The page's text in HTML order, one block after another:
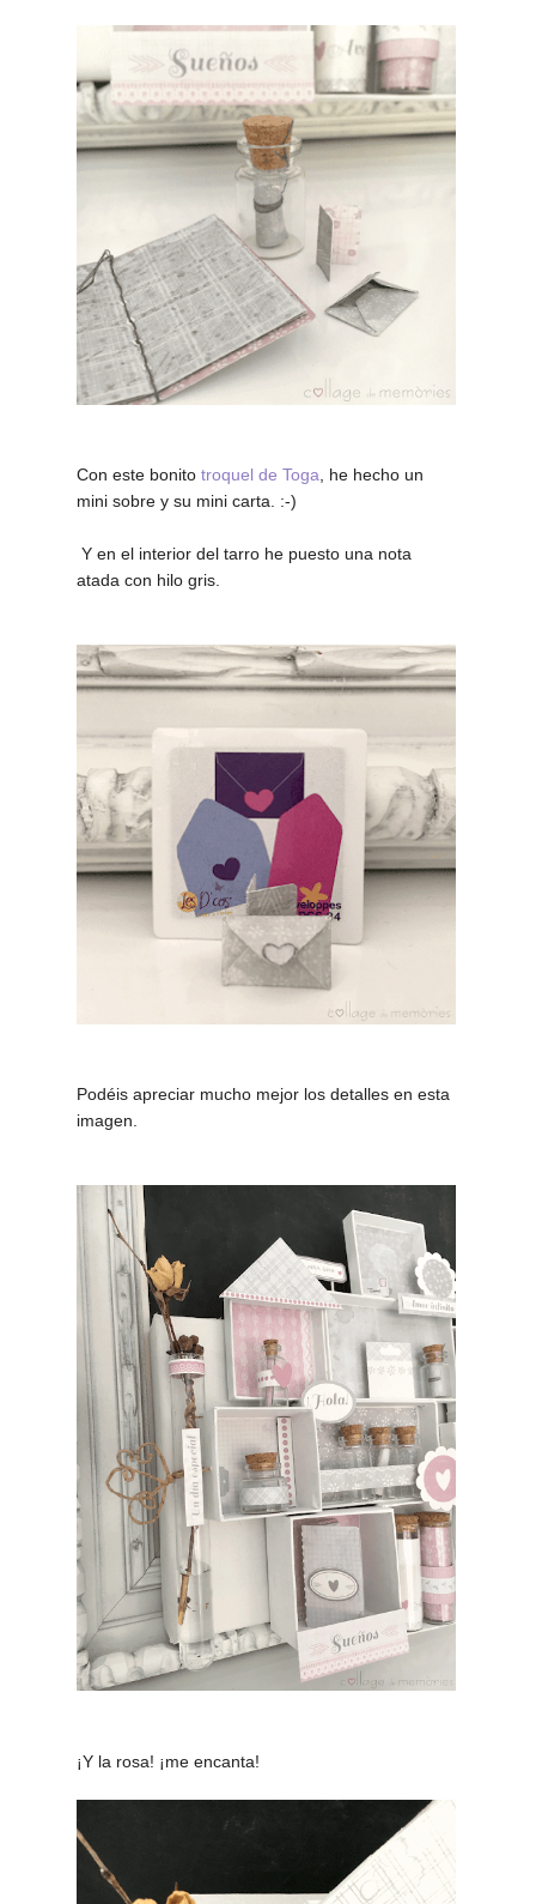
Con este bonito troquel de Toga , he hecho un
mini sobre y su mini carta. :-)
Y en el interior del tarro he puesto una nota
atada con hilo gris.
Podéis apreciar mucho mejor los detalles en esta
imagen.
¡Y la rosa! ¡me encanta!